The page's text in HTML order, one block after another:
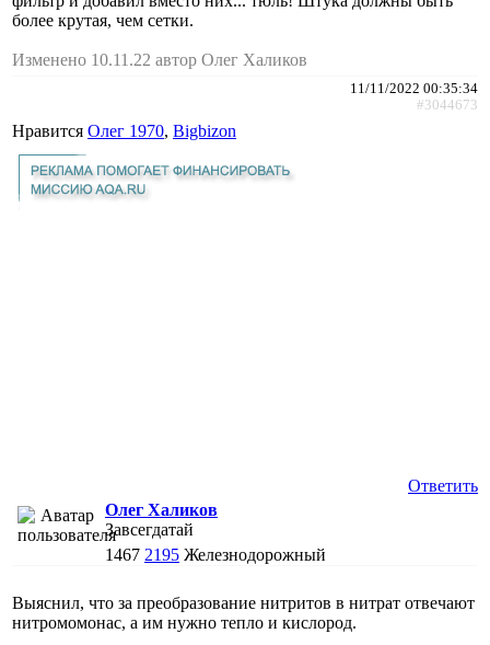
более крутая, чем сетки.
Изменено 10.11.22 автор Олег Халиков
11/11/2022 00:35:34
#3044673
Нравится Олег 1970, Bigbizon
Ответить
Олег Халиков
Завсегдатай
1467 2195 Железнодорожный
Выяснил, что за преобразование нитритов в нитрат отвечают
нитромомонас, а им нужно тепло и кислород.